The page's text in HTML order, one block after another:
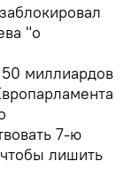
"о
миллиардов
7-ю
лишить